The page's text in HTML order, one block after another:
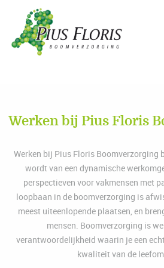
Werken bij Pius Floris
Werken bij Pius Floris Boomverzorging
wordt van een dynamische
perspectieven voor vakmensen met
loopbaan in de boomverzorging is
meest uiteenlopende plaatsen, en
mensen. Boomverzorging is
verantwoordelijkheid waarin je een
kwaliteit van de